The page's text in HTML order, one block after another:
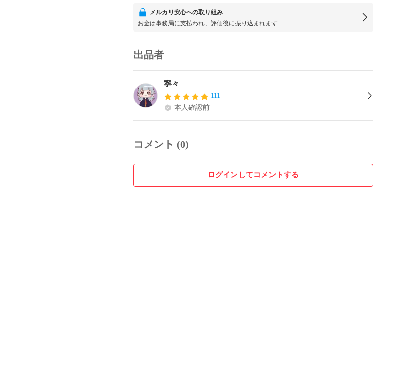
メルカリ安心への取り組み
お金は事務局に支払われ、評価後に振り込まれます
出品者
寧々
111
本人確認前
コメント (0)
ログインしてコメントする